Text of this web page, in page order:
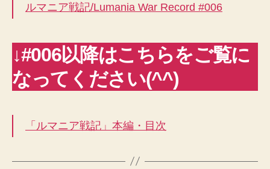
ルマニア戦記/Lumania War Record #006
↓#006以降はこちらをご覧に
なってください(^^)
「ルマニア戦記」本編・目次